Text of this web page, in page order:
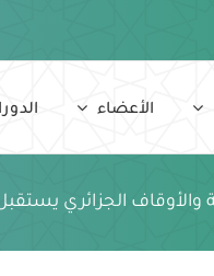
الأعضاء
والأوقاف الجزائري